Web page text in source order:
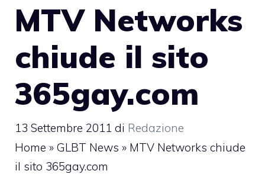
MTV Networks
chiude il sito
365gay.com
13 Settembre 2011 di Redazione
Home » GLBT News » MTV Networks chiude
il sito 365gay.com